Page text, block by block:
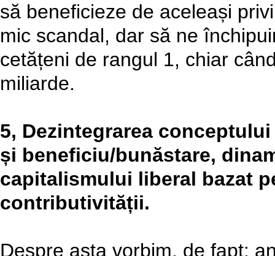
să beneficieze de aceleași
mic scandal, dar să ne
cetățeni de rangul 1, chiar
miliarde.
5, Dezintegrarea
și beneficiu/bunăstare,
capitalismului liberal bazat
contributivității.
Despre asta vorbim, de fapt: